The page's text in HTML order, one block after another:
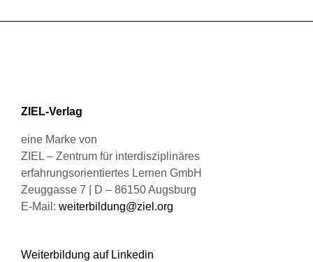
Die
Produktseite
werden
ZIEL-Verlag
eine Marke von
ZIEL – Zentrum für interdisziplinäres
erfahrungsorientiertes Lernen GmbH
Zeuggasse 7 | D – 86150 Augsburg
E-Mail: weiterbildung@ziel.org
Weiterbildung auf Linkedin